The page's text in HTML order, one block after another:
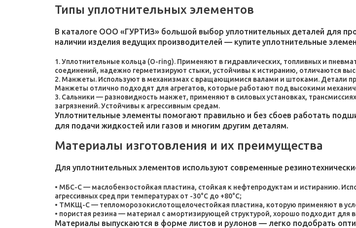
ЯМЗ Комплектующие
Типы уплотнительных элементов
В каталоге ООО «ГУРТИЗ» большой выбор уплотнительных деталей для
наличии изделия ведущих производителей — купите уплотнительные
Уплотнительные кольца (O-ring). Применяют в гидравлических, топливных и
соединений, надежно герметизируют стыки, устойчивы к истиранию, отличаются
Манжеты. Используют в механизмах с вращающимися валами и штоками. Детали
Манжеты отлично подходят для агрегатов, которые работают под высокими
Сальники — разновидность манжет, применяют в силовых установках,
загрязнений. Устойчивы к агрессивным средам.
Уплотнительные элементы помогают правильно и без сбоев работать
для подачи жидкостей или газов и многим другим деталям.
Материалы изготовления и их преимущества
Для уплотнительных элементов используют современные
МБС-С — маслобензостойкая пластина, стойкая к нефтепродуктам и истиранию.
агрессивных сред при температурах от -30°C до +80°C;
ТМКЩ-С — тепломорозокислотощелочестойкая пластина, которую применяют в
пористая резина — материал с амортизирующей структурой, хорошо подходит
Материалы выпускаются в форме листов и рулонов — легко подобрать